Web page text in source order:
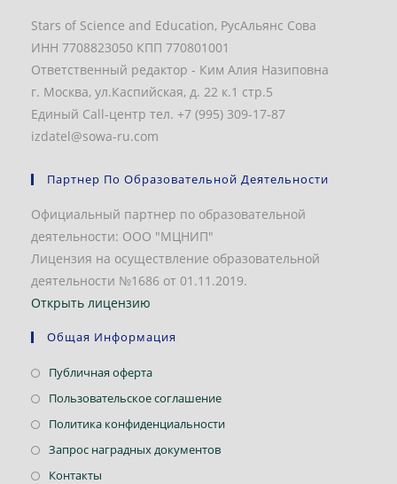
Stars of Science and Education, РусАльянс Сова
ИНН 7708823050 КПП 770801001
Ответственный редактор - Ким Алия Назиповна
г. Москва, ул.Каспийская, д. 22 к.1 стр.5
Единый Call-центр тел. +7 (995) 309-17-87
izdatel@sowa-ru.com
Партнер По Образовательной Деятельности
Официальный партнер по образовательной
деятельности: ООО "МЦНИП"
Лицензия на осуществление образовательной
деятельности №1686 от 01.11.2019.
Открыть лицензию
Общая Информация
Публичная офертаОткроется
в
Пользовательское соглашениеОткроется
в
Политика конфиденциальностиОткроется
Запрос наградных документовОткроется
Контакты